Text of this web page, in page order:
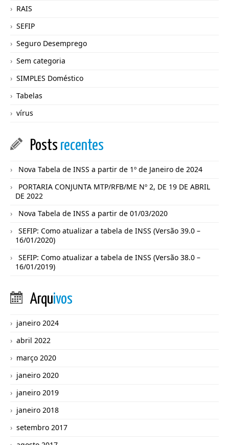
RAIS
SEFIP
Seguro Desemprego
Sem categoria
SIMPLES Doméstico
Tabelas
vírus
Posts recentes
Nova Tabela de INSS a partir de 1º de Janeiro de 2024
PORTARIA CONJUNTA MTP/RFB/ME Nº 2, DE 19 DE ABRIL
DE 2022
Nova Tabela de INSS a partir de 01/03/2020
SEFIP: Como atualizar a tabela de INSS (Versão 39.0 –
16/01/2020)
SEFIP: Como atualizar a tabela de INSS (Versão 38.0 –
16/01/2019)
Arquivos
janeiro 2024
abril 2022
março 2020
janeiro 2020
janeiro 2019
janeiro 2018
setembro 2017